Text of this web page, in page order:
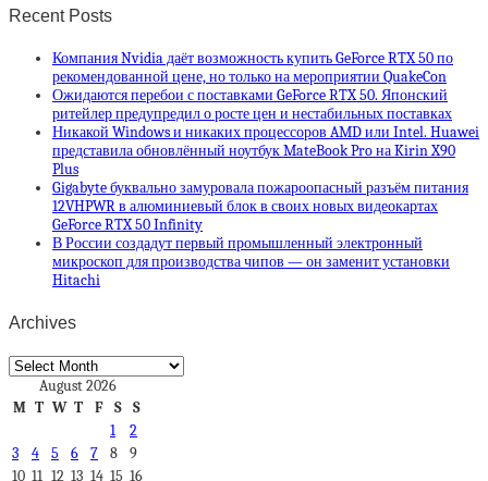
Recent Posts
Компания Nvidia даёт возможность купить GeForce RTX 50 по
рекомендованной цене, но только на мероприятии QuakeCon
Ожидаются перебои с поставками GeForce RTX 50. Японский
ритейлер предупредил о росте цен и нестабильных поставках
Никакой Windows и никаких процессоров AMD или Intel. Huawei
представила обновлённый ноутбук MateBook Pro на Kirin X90
Plus
Gigabyte буквально замуровала пожароопасный разъём питания
12VHPWR в алюминиевый блок в своих новых видеокартах
GeForce RTX 50 Infinity
В России создадут первый промышленный электронный
микроскоп для производства чипов — он заменит установки
Hitachi
Archives
Archives
August 2026
M T W T F S
S
1
2
3
4 5 6 7 8
9
10 11 12 13 14 15 16